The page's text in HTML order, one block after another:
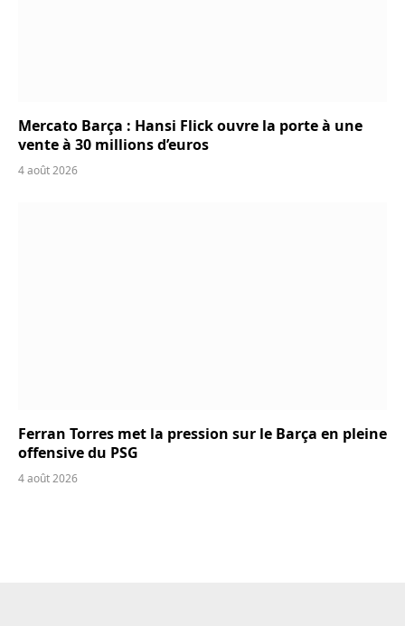
Mercato Barça : Hansi Flick ouvre la porte à une
vente à 30 millions d’euros
4 août 2026
Ferran Torres met la pression sur le Barça en pleine
offensive du PSG
4 août 2026